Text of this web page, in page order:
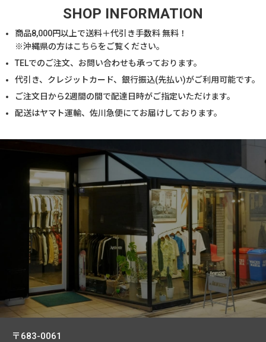
SHOP INFORMATION
商品8,000円以上で送料＋代引き手数料 無料！
※沖縄県の方はこちらをご覧ください。
TELでのご注文、お問い合わせも承っております。
代引き、クレジットカード、銀行振込(先払い)がご利用可能です。
ご注文日から2週間の間で配達日時がご指定いただけます。
配送はヤマト運輸、佐川急便にてお届けしております。
〒683-0061